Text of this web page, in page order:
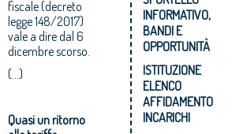
fiscale (decreto
legge 148/2017)
vale a dire dal 6
dicembre scorso.
(...)
Quasi un ritorno
INFORMATIVO,
BANDI E
OPPORTUNITÀ
ISTITUZIONE
ELENCO
AFFIDAMENTO
INCARICHI